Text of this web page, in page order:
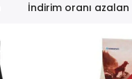
İndirim oranı azalan